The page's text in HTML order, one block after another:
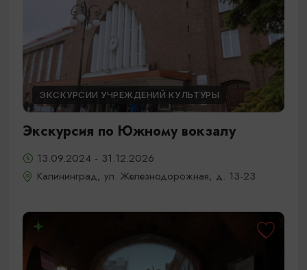
ЭКСКУРСИИ УЧРЕЖДЕНИЙ КУЛЬТУРЫ
Экскурсия по Южному вокзалу
13.09.2024 - 31.12.2026
Калининград, ул. Железнодорожная, д. 13-23